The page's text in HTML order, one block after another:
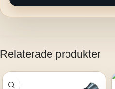
Relaterade produkter